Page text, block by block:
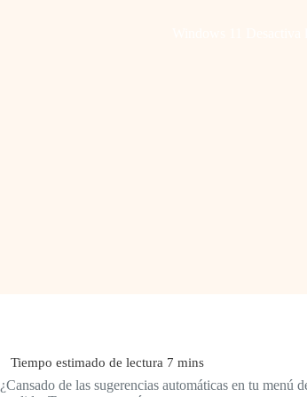
¿Cansado de las sugerencias automáticas en tu